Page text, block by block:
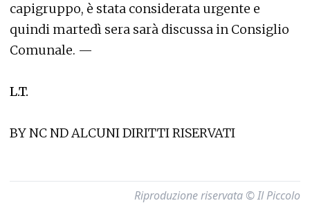
capigruppo, è stata considerata urgente e
quindi martedì sera sarà discussa in Consiglio
Comunale. —
L.T.
BY NC ND ALCUNI DIRITTI RISERVATI
Riproduzione riservata © Il Piccolo